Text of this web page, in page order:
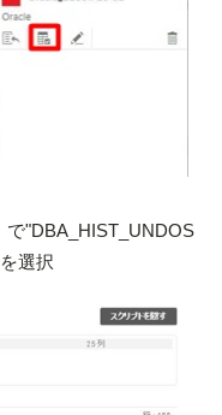
で"DBA_HIST_UNDOS
選択